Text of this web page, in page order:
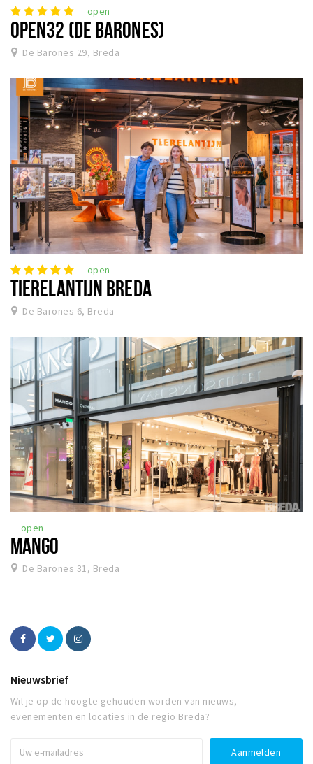
open
OPEN32 (DE BARONES)
De Barones 29, Breda
open
TIERELANTIJN BREDA
De Barones 6, Breda
open
MANGO
De Barones 31, Breda
Nieuwsbrief
Wil je op de hoogte gehouden worden van nieuws,
evenementen en locaties in de regio Breda?